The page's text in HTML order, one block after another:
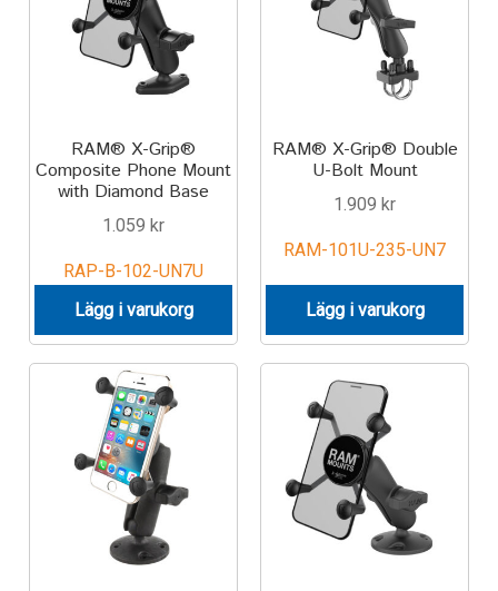
RAM® X-Grip®
Composite Phone Mount
with Diamond Base
1.059 kr
RAP-B-102-UN7U
Lägg i varukorg
RAM® X-Grip® Double
U-Bolt Mount
1.909 kr
RAM-101U-235-UN7
Lägg i varukorg